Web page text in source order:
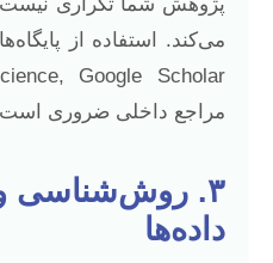
می‌کند. استفاده از
مراجع داخلی ضروری
۳. روش‌شناسی
داده‌ها